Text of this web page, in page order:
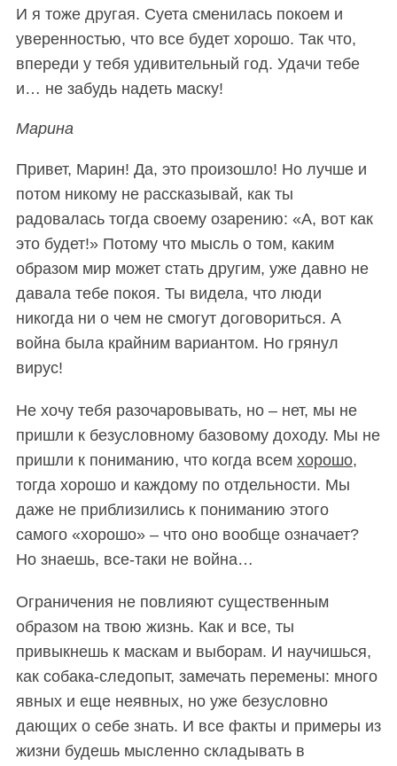
И я тоже другая. Суета сменилась покоем и
уверенностью, что все будет хорошо. Так что,
впереди у тебя удивительный год. Удачи тебе
и… не забудь надеть маску!
Марина
Привет, Марин! Да, это произошло! Но лучше и
потом никому не рассказывай, как ты
радовалась тогда своему озарению: «А, вот как
это будет!» Потому что мысль о том, каким
образом мир может стать другим, уже давно не
давала тебе покоя. Ты видела, что люди
никогда ни о чем не смогут договориться. А
война была крайним вариантом. Но грянул
вирус!
Не хочу тебя разочаровывать, но – нет, мы не
пришли к безусловному базовому доходу. Мы не
пришли к пониманию, что когда всем хорошо,
тогда хорошо и каждому по отдельности. Мы
даже не приблизились к пониманию этого
самого «хорошо» – что оно вообще означает?
Но знаешь, все-таки не война…
Ограничения не повлияют существенным
образом на твою жизнь. Как и все, ты
привыкнешь к маскам и выборам. И научишься,
как собака-следопыт, замечать перемены: много
явных и еще неявных, но уже безусловно
дающих о себе знать. И все факты и примеры из
жизни будешь мысленно складывать в
c
f
o
r